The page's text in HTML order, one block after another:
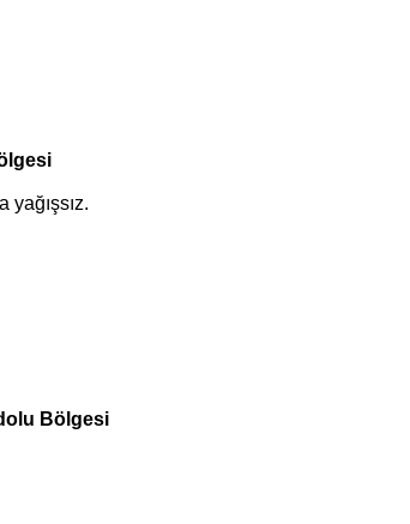
yağışsız.
Bölgesi